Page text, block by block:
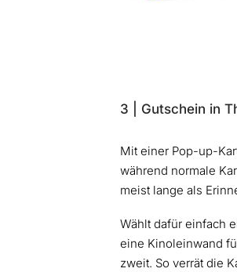
3 | Gutschein in
Mit einer Pop-up-
während normale
meist lange als
Wählt dafür einfach
eine Kinoleinwand
zweit. So verrät die